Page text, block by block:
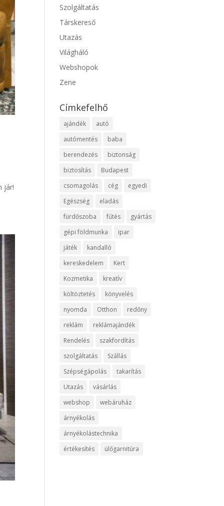
jár!
Szolgáltatás
Társkereső
Utazás
Világháló
Webshopok
Zene
Címkefelhő
ajándék
autó
autómentés
baba
berendezés
biztonság
biztosítás
Budapest
csomagolás
cég
egyedi
Egészség
eladás
fürdőszoba
fűtés
gyártás
gépi földmunka
ipar
játék
kandalló
kereskedelem
Kert
Kozmetika
kreatív
költöztetés
könyvelés
nyomda
Otthon
redőny
reklám
reklámajándék
Rendelés
szakfordítás
szolgáltatás
Szállás
Szépségápolás
takarítás
Utazás
vásárlás
webshop
webáruház
árnyékolás
árnyékolástechnika
értékesítés
ülőgarnitúra